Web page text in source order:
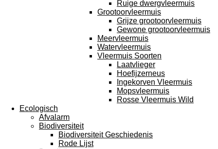
Ruige dwergvleermuis
Grootoorvleermuis
Grijze grootoorvleermuis
Gewone grootoorvleermuis
Meervleermuis
Watervleermuis
Vleermuis Soorten
Laatvlieger
Hoefijzerneus
Ingekorven Vleermuis
Mopsvleermuis
Rosse Vleermuis Wild
Ecologisch
Afvalarm
Biodiversiteit
Biodiversiteit Geschiedenis
Rode Lijst